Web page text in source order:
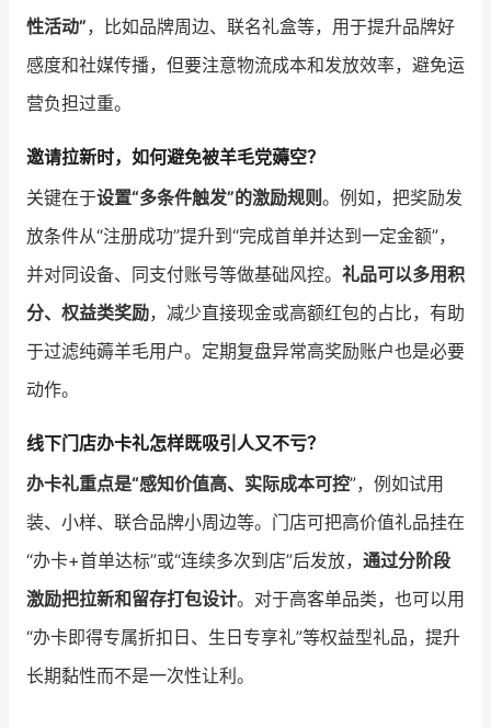
性活动”，比如品牌周边、联名礼盒等，用于提升品牌好
感度和社媒传播，但要注意物流成本和发放效率，避免运
营负担过重。
邀请拉新时，如何避免被羊毛党薅空？
关键在于设置“多条件触发”的激励规则。例如，把奖励发
放条件从“注册成功”提升到“完成首单并达到一定金额”，
并对同设备、同支付账号等做基础风控。 礼品可以多用积
分、权益类奖励，减少直接现金或高额红包的占比，有助
于过滤纯薅羊毛用户。定期复盘异常高奖励账户也是必要
动作。
线下门店办卡礼怎样既吸引人又不亏？
办卡礼重点是“感知价值高、实际成本可控”，例如试用
装、小样、联合品牌小周边等。门店可把高价值礼品挂在
“办卡+首单达标”或“连续多次到店”后发放， 通过分阶段
激励把拉新和留存打包设计。对于高客单品类，也可以用
“办卡即得专属折扣日、生日专享礼”等权益型礼品，提升
长期黏性而不是一次性让利。